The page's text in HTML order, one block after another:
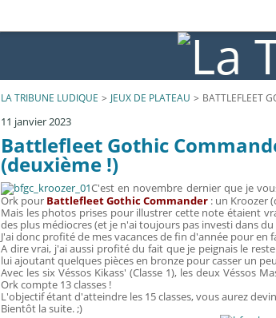
LA TRIBUNE LUDIQUE > JEUX DE PLATEAU > BATTLEFLEET
11 janvier 2023
Battlefleet Gothic
(deuxième !)
C'est en novembre dernier que je
Ork pour Battlefleet Gothic Commander : un Kroozer
Mais les photos prises pour illustrer cette note étaient
des plus médiocres (et je n'ai toujours pas investi dans
J'ai donc profité de mes vacances de fin d'année pour en
A dire vrai, j'ai aussi profité du fait que je peignais le
lui ajoutant quelques pièces en bronze pour casser un
Avec les six Véssos Kikass' (Classe 1), les deux Véssos
Ork compte 13 classes !
L'objectif étant d'atteindre les 15 classes, vous aurez
Bientôt la suite. ;)